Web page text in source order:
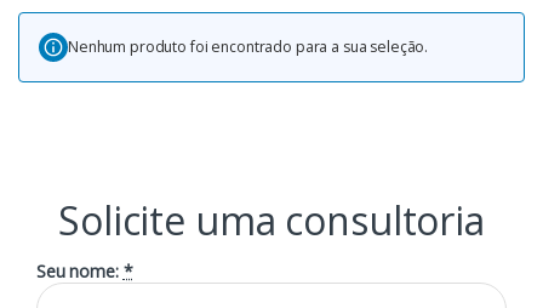
Nenhum produto foi encontrado para a sua seleção.
Solicite uma consultoria
Seu nome: *